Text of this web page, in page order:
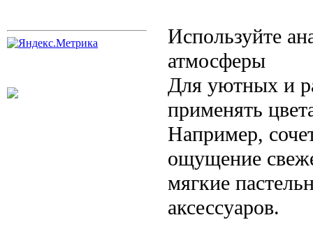
Используйте
атмосферы
Для уютных и
применять
Например,
ощущение
мягкие
аксессуаров.